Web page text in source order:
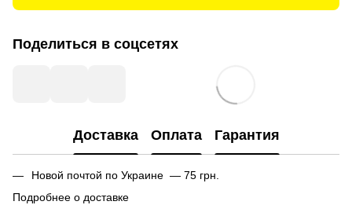
Поделиться в соцсетях
Доставка Оплата Гарантия
Новой почтой по Украине — 75 грн.
Подробнее о доставке